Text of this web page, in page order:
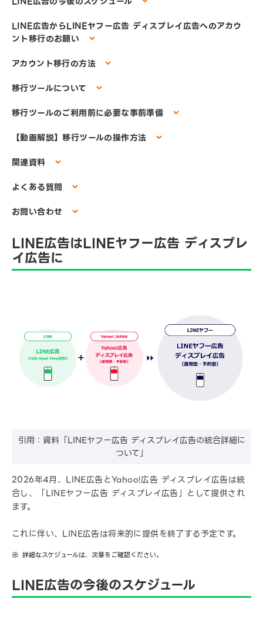
LINE広告からLINEヤフー広告 ディスプレイ広告へのアカウ
ント移行のお願い
アカウント移行の方法
移行ツールについて
移行ツールのご利用前に必要な事前準備
【動画解説】移行ツールの操作方法
関連資料
よくある質問
お問い合わせ
LINE広告はLINEヤフー広告 ディスプレ
イ広告に
引用：資料「LINEヤフー広告 ディスプレイ広告の統合詳細に
ついて」
2026年4月、LINE広告とYahoo!広告 ディスプレイ広告は統
合し、「LINEヤフー広告 ディスプレイ広告」として提供され
ます。
これに伴い、LINE広告は将来的に提供を終了する予定です。
詳細なスケジュールは、次章をご確認ください。
LINE広告の今後のスケジュール